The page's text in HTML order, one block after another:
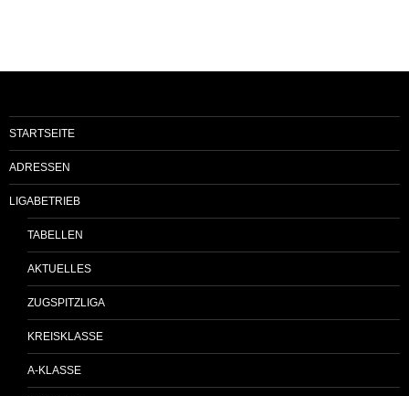
STARTSEITE
ADRESSEN
LIGABETRIEB
TABELLEN
AKTUELLES
ZUGSPITZLIGA
KREISKLASSE
A-KLASSE